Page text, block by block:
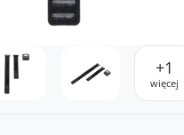
+1
więcej